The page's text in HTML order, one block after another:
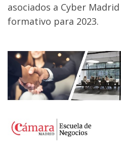
asociados a Cyber
formativo para 2023.